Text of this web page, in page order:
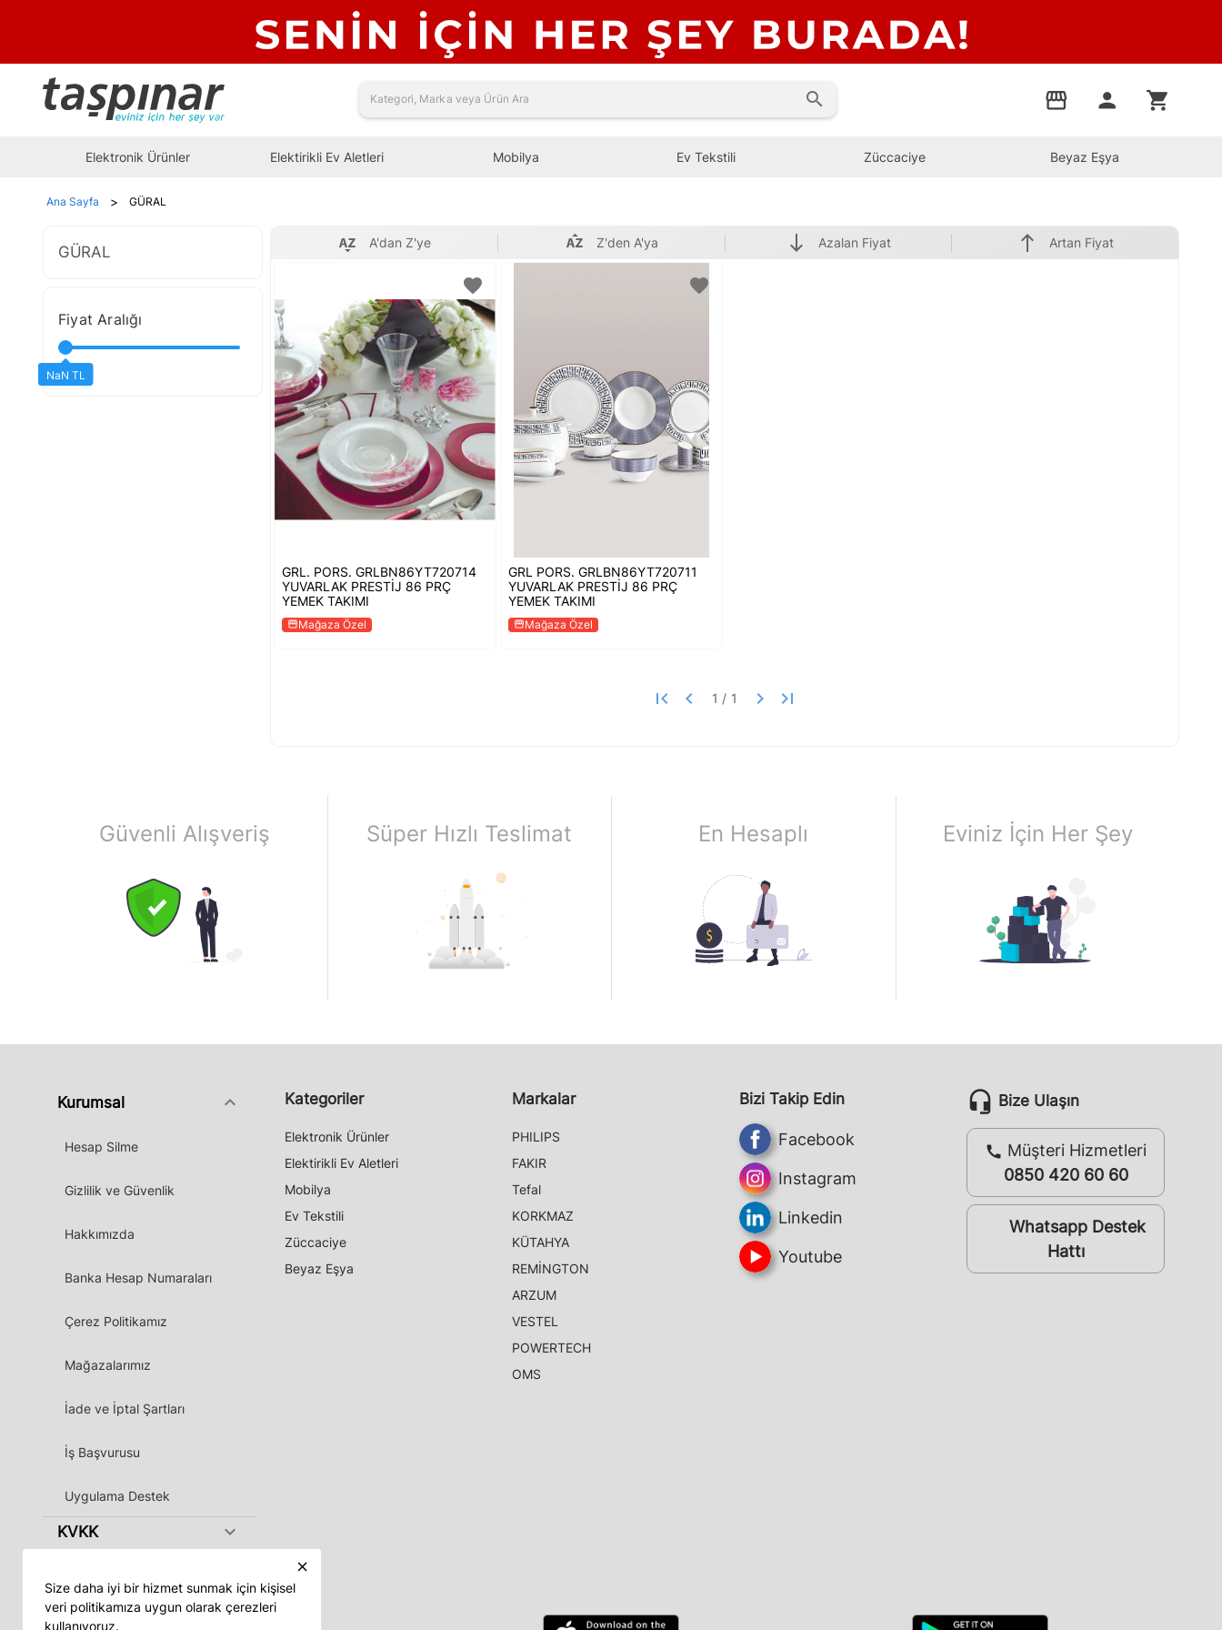
search storefront person shopping_cart
Elektronik Ürünler Elektirikli Ev Aletleri Mobilya Ev Tekstili Züccaciye Beyaz Eşya
Ana Sayfa > GÜRAL
GÜRAL
Fiyat Aralığı
0,00 TL
NaN TL
A'dan Z'ye Z'den A'ya south Azalan Fiyat north Artan Fiyat
favorite
GRL. PORS. GRLBN86YT720714
YUVARLAK PRESTİJ 86 PRÇ
YEMEK TAKIMI
storefrontMağaza Özel
favorite
GRL PORS. GRLBN86YT720711
YUVARLAK PRESTİJ 86 PRÇ
YEMEK TAKIMI
storefrontMağaza Özel
first_page keyboard_arrow_left keyboard_arrow_right last_page
Güvenli Alışveriş Süper Hızlı Teslimat En Hesaplı Eviniz İçin Her Şey
Kurumsal keyboard_arrow_down
Hesap Silme
Gizlilik ve Güvenlik
Hakkımızda
Banka Hesap Numaraları
Çerez Politikamız
Mağazalarımız
İade ve İptal Şartları
İş Başvurusu
Uygulama Destek
KVKK keyboard_arrow_down
Kategoriler
Elektronik Ürünler
Elektirikli Ev Aletleri
Mobilya
Ev Tekstili
Züccaciye
Beyaz Eşya
Markalar
PHILIPS
FAKIR
Tefal
KORKMAZ
KÜTAHYA
REMİNGTON
ARZUM
VESTEL
POWERTECH
OMS
Bizi Takip Edin
Facebook
Instagram
Linkedin
Youtube
headset_mic Bize Ulaşın
call Müşteri Hizmetleri
0850 420 60 60
whatsappWhatsapp Destek
Hattı
close
Size daha iyi bir hizmet sunmak için kişisel
veri politikamıza uygun olarak çerezleri
kullanıyoruz.